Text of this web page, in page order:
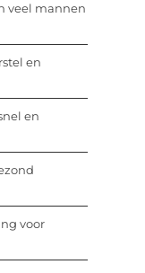
veel mannen
en
en
voor